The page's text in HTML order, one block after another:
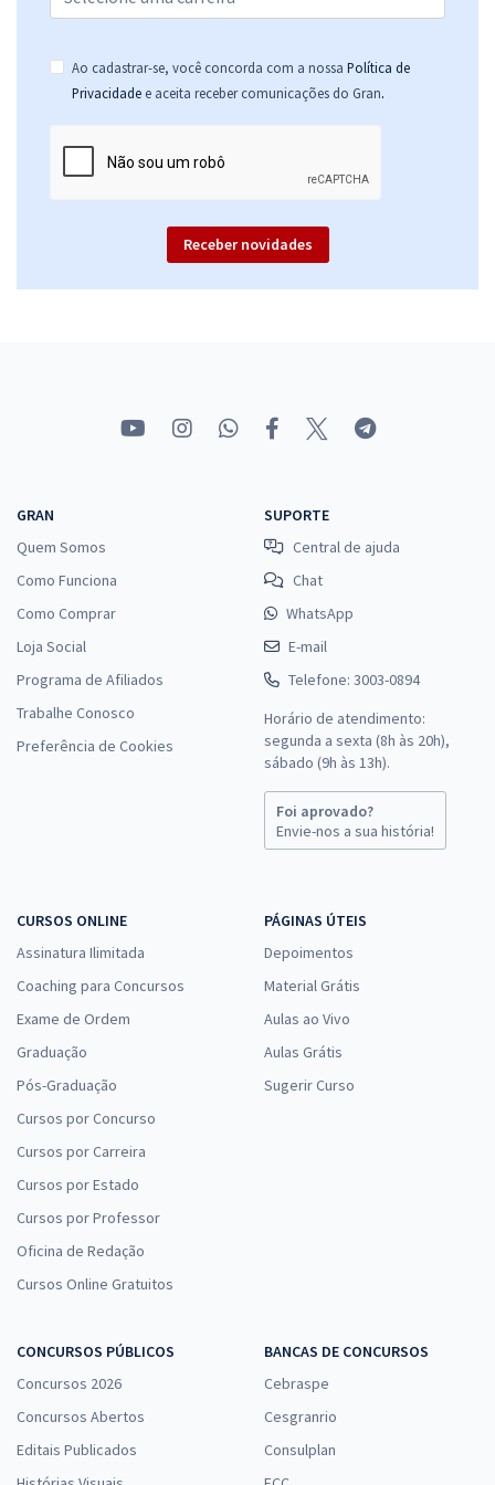
Comprar
ou 12x deR$26,65
Economize R$ 79,96 (-20%)
Comprar
R$ 255,84
à vista
Comprar
SEAP MA - Secretaria de Estado da Administração Penitenciária do
Maranhão - Conhecimentos Específicos para o Cargo 3: Especialista
à Assistência Penitenciária - Especialidade: Enfermagem (Pós-Edital)
R$26,66
Economize R$ 79,98 (-20%)
Comprar
Maranhão - Cargo 7: Assistente Penitenciário - Especialidade:
Técnico de Enfermagem (Pós-edital)
à vista
Economize R$ 97,98 (-20%)
Maranhão - Cargo 6: Assistente Penitenciário - Especialidade:
Técnico Administrativo (Pós-Edital)
Comprar
SEAP MA - Secretaria de Estado da Administração Penitenciária do
Maranhão - Conhecimentos Específicos para o Cargo 6: Assistente
Ao cadastrar-se, você concorda com a nossa Política de
Privacidade e aceita receber comunicações do Gran.
Receber novidades
GRAN
Quem Somos
Como Funciona
Como Comprar
Loja Social
Programa de Afiliados
Trabalhe Conosco
Preferência de Cookies
SUPORTE
Central de ajuda
Chat
WhatsApp
E-mail
Telefone: 3003-0894
Horário de atendimento:
segunda a sexta (8h às 20h),
sábado (9h às 13h).
Foi aprovado?
Envie-nos a sua história!
CURSOS ONLINE
Assinatura Ilimitada
Coaching para Concursos
Exame de Ordem
Graduação
Pós-Graduação
Cursos por Concurso
Cursos por Carreira
Cursos por Estado
Cursos por Professor
Oficina de Redação
Cursos Online Gratuitos
PÁGINAS ÚTEIS
Depoimentos
Material Grátis
Aulas ao Vivo
Aulas Grátis
Sugerir Curso
CONCURSOS PÚBLICOS
Concursos 2026
Concursos Abertos
Editais Publicados
BANCAS DE CONCURSOS
Cebraspe
Cesgranrio
Consulplan